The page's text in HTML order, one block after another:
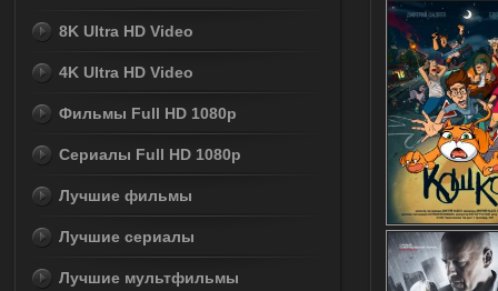
8K Ultra HD Video
4K Ultra HD Video
Фильмы Full HD 1080p
Сериалы Full HD 1080p
Лучшие фильмы
Лучшие сериалы
Лучшие мультфильмы